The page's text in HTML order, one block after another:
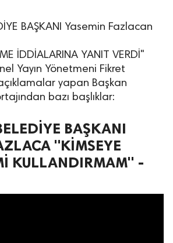
BAŞKANI Yasemin Fazlacan
İDDİALARINA YANIT VERDİ"
Yayın Yönetmeni Fikret
yapan Başkan
bazı başlıklar:
BAŞKANI
"KİMSEYE
KULLANDIRMAM" -